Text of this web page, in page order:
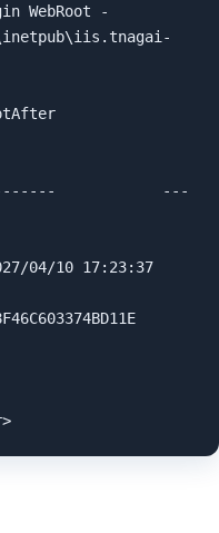
WebRoot -
---
04/10 17:23:37